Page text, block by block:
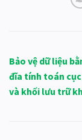
Bảo vệ dữ liệu
đĩa tính toán
và khối lưu trữ